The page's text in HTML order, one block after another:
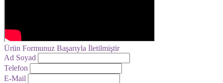
Ürün Formunuz Başarıyla İletilmiştir
Ad Soyad
Telefon
E-Mail